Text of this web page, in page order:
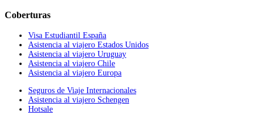
Coberturas
Visa Estudiantil España
Asistencia al viajero Estados Unidos
Asistencia al viajero Uruguay
Asistencia al viajero Chile
Asistencia al viajero Europa
Seguros de Viaje Internacionales
Asistencia al viajero Schengen
Hotsale